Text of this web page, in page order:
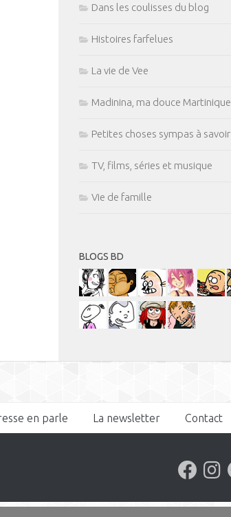
Dans les coulisses du blog
Histoires farfelues
La vie de Vee
Madinina, ma douce Martinique
Petites choses sympas à savoir
TV, films, séries et musique
Vie de famille
BLOGS BD
en parle La newsletter Contact